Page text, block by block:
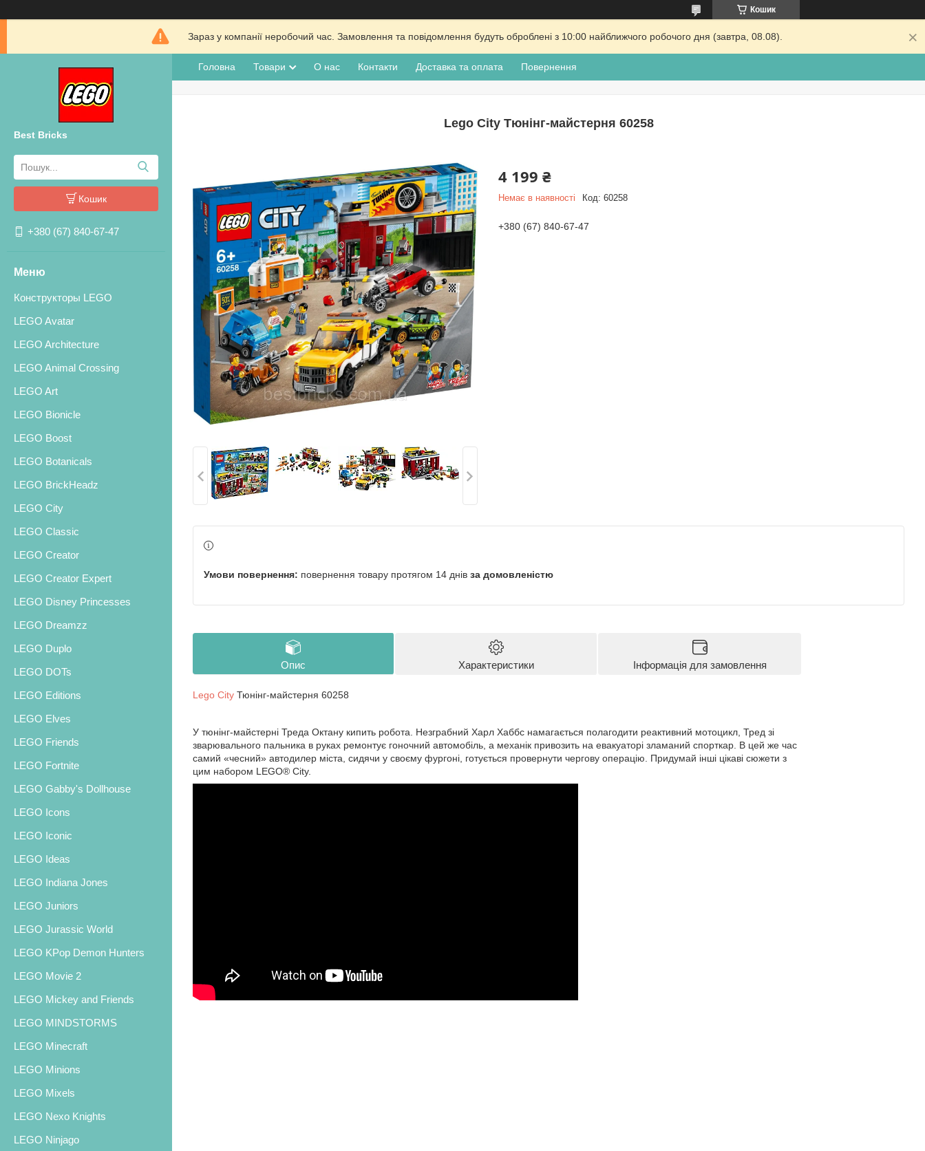
Кошик
Зараз у компанії неробочий час. Замовлення та повідомлення будуть оброблені з 10:00 найближчого робочого дня (завтра, 08.08).
Best Bricks
Кошик
+380 (67) 840-67-47
Конструкторы LEGO
LEGO Avatar
LEGO Architecture
LEGO Animal Crossing
LEGO Art
LEGO Bionicle
LEGO Boost
LEGO Botanicals
LEGO BrickHeadz
LEGO City
LEGO Classic
LEGO Creator
LEGO Creator Expert
LEGO Disney Princesses
LEGO Dreamzz
LEGO Duplo
LEGO DOTs
LEGO Editions
LEGO Elves
LEGO Friends
LEGO Fortnite
LEGO Gabby's Dollhouse
LEGO Icons
LEGO Iconic
LEGO Ideas
LEGO Indiana Jones
LEGO Juniors
LEGO Jurassic World
LEGO KPop Demon Hunters
LEGO Movie 2
LEGO Mickey and Friends
LEGO MINDSTORMS
LEGO Minecraft
LEGO Minions
LEGO Mixels
LEGO Nexo Knights
LEGO Ninjago
Головна Товари О нас Контакти Доставка та оплата Повернення
Lego City Тюнінг-майстерня 60258
4 199 ₴
Немає в наявності Код: 60258
+380 (67) 840-67-47
повернення товару протягом 14 днів за домовленістю
Опис Характеристики Інформація для замовлення
Lego City Тюнінг-майстерня 60258
У тюнінг-майстерні Треда Октану кипить робота. Незграбний Харл Хаббс намагається полагодити реактивний мотоцикл, Тред зі
зварювального пальника в руках ремонтує гоночний автомобіль, а механік привозить на евакуаторі зламаний спорткар. В цей же час
самий «чесний» автодилер міста, сидячи у своєму фургоні, готується провернути чергову операцію. Придумай інші цікаві сюжети з
цим набором LEGO® City.